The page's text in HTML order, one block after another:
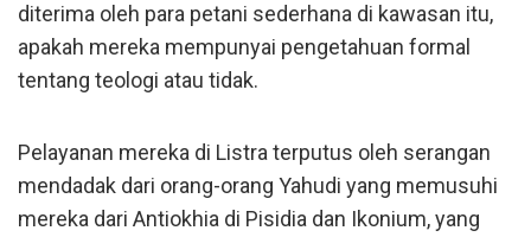
diterima oleh para petani sederhana di kawasan itu,
apakah mereka mempunyai pengetahuan formal
tentang teologi atau tidak.
Pelayanan mereka di Listra terputus oleh serangan
mendadak dari orang-orang Yahudi yang memusuhi
mereka dari Antiokhia di Pisidia dan Ikonium, yang